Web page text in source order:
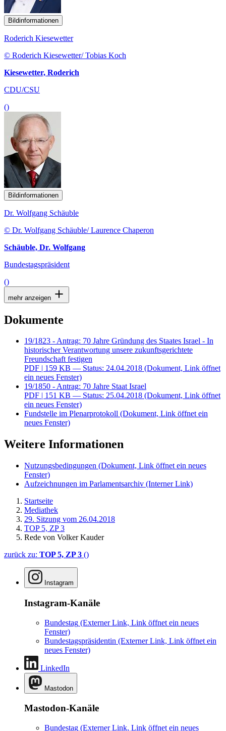
Bildinformationen
Roderich Kiesewetter
© Roderich Kiesewetter/ Tobias Koch
Kiesewetter, Roderich
CDU/CSU
()
Bildinformationen
Dr. Wolfgang Schäuble
© Dr. Wolfgang Schäuble/ Laurence Chaperon
Schäuble, Dr. Wolfgang
Bundestagspräsident
()
mehr anzeigen
Dokumente
19/1823 - Antrag: 70 Jahre Gründung des Staates Israel - In
historischer Verantwortung unsere zukunftsgerichtete
Freundschaft festigen
PDF | 159 KB — Status: 24.04.2018 (Dokument, Link öffnet
ein neues Fenster)
19/1850 - Antrag: 70 Jahre Staat Israel
PDF | 151 KB — Status: 25.04.2018 (Dokument, Link öffnet
ein neues Fenster)
Fundstelle im Plenarprotokoll (Dokument, Link öffnet ein
neues Fenster)
Weitere Informationen
Nutzungsbedingungen (Dokument, Link öffnet ein neues
Fenster)
Aufzeichnungen im Parlamentsarchiv (Interner Link)
Startseite
Mediathek
29. Sitzung vom 26.04.2018
TOP 5, ZP 3
Rede von Volker Kauder
zurück zu: TOP 5, ZP 3 ()
Instagram
Instagram-Kanäle
Bundestag (Externer Link, Link öffnet ein neues
Fenster)
Bundestagspräsidentin (Externer Link, Link öffnet ein
neues Fenster)
LinkedIn
Mastodon
Mastodon-Kanäle
Bundestag (Externer Link, Link öffnet ein neues